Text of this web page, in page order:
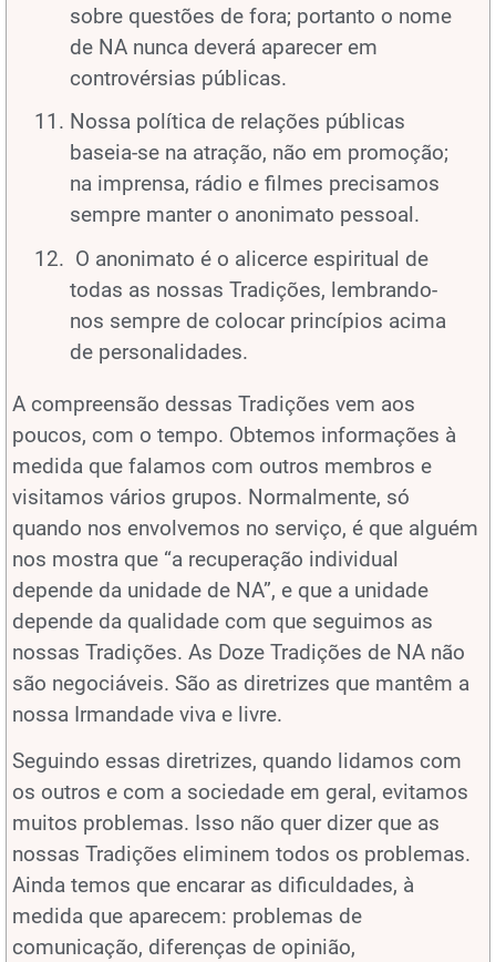
sobre questões de fora; portanto o nome
de NA nunca deverá aparecer em
controvérsias públicas.
Nossa política de relações públicas
baseia-se na atração, não em promoção;
na imprensa, rádio e filmes precisamos
sempre manter o anonimato pessoal.
O anonimato é o alicerce espiritual de
todas as nossas Tradições, lembrando-
nos sempre de colocar princípios acima
de personalidades.
A compreensão dessas Tradições vem aos
poucos, com o tempo. Obtemos informações à
medida que falamos com outros membros e
visitamos vários grupos. Normalmente, só
quando nos envolvemos no serviço, é que alguém
nos mostra que “a recuperação individual
depende da unidade de NA”, e que a unidade
depende da qualidade com que seguimos as
nossas Tradições. As Doze Tradições de NA não
são negociáveis. São as diretrizes que mantêm a
nossa Irmandade viva e livre.
Seguindo essas diretrizes, quando lidamos com
os outros e com a sociedade em geral, evitamos
muitos problemas. Isso não quer dizer que as
nossas Tradições eliminem todos os problemas.
Ainda temos que encarar as dificuldades, à
medida que aparecem: problemas de
comunicação, diferenças de opinião,